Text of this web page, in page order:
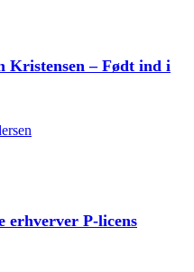
Kristensen – Født ind i
erhverver P-licens